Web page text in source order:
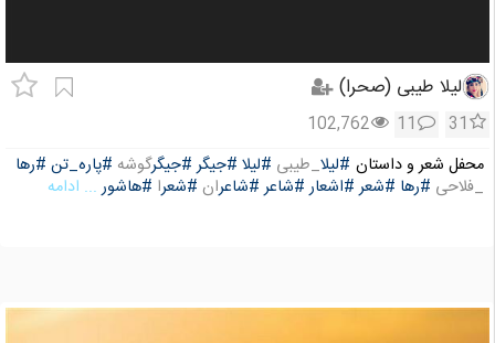
لیلا طیبی (صحرا)
31
11
102,762
محفل شعر و داستان #لیلا_طیبی #لیلا #جیگر #جیگرگوشه #پاره_تن #رها
_فلاحی #رها #شعر #اشعار #شاعر #شاعران #شعرا #هاشور ... ادامه